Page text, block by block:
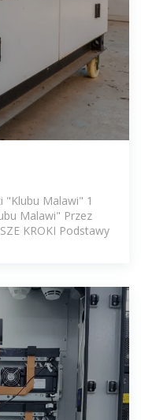
"Klubu Malawi" 1
Malawi" Przez
KROKI Podstawy